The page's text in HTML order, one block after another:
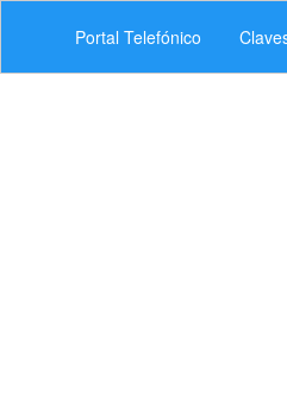
Portal Telefónico